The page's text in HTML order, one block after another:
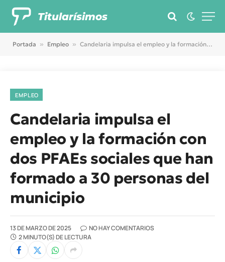
Titularísimos
Portada » Empleo » Candelaria impulsa el empleo y la formación con dos PFAEs sociales que han formado a 30 personas del municipio
EMPLEO
Candelaria impulsa el
empleo y la formación con
dos PFAEs sociales que han
formado a 30 personas del
municipio
13 DE MARZO DE 2025
NO HAY COMENTARIOS
2 MINUTO(S) DE LECTURA